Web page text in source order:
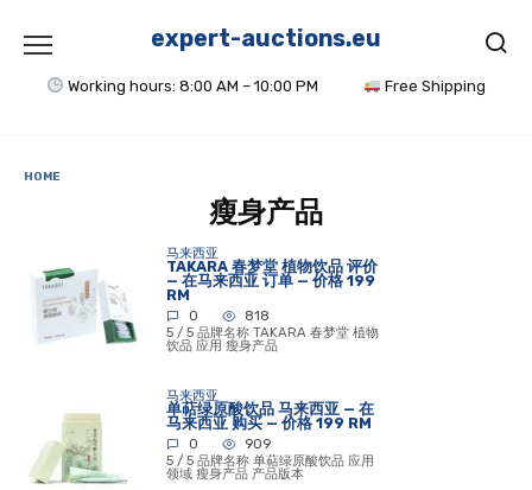
content
expert-auctions.eu
Working hours: 8:00 AM – 10:00 PM Free Shipping
HOME
瘦身产品
马来西亚
TAKARA 春梦堂 植物饮品 评价
— 在马来西亚 订单 — 价格 199
RM
0
818
5 / 5 品牌名称 TAKARA 春梦堂 植物
饮品 应用 瘦身产品
马来西亚
单萜绿原酸饮品 马来西亚 — 在
马来西亚 购买 — 价格 199 RM
0
909
5 / 5 品牌名称 单萜绿原酸饮品 应用
领域 瘦身产品 产品版本